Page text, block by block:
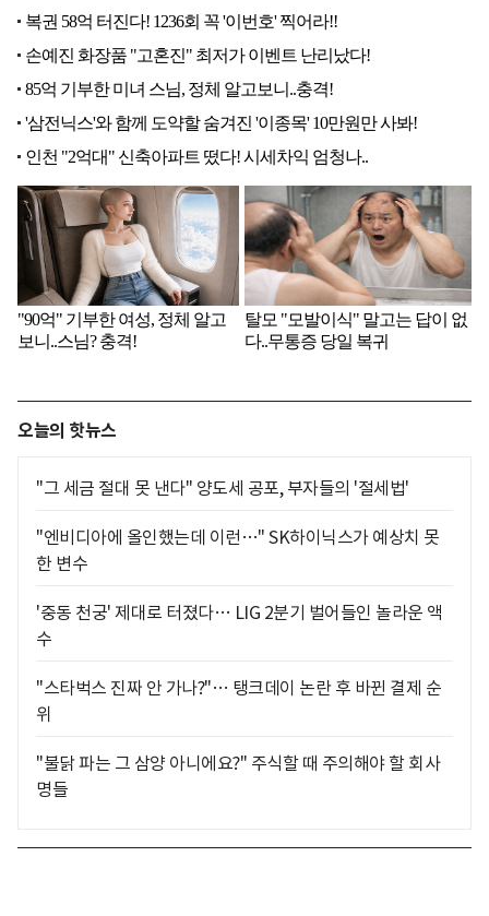
오늘의 핫뉴스
"그 세금 절대 못 낸다" 양도세 공포, 부자들의 '절세법'
"엔비디아에 올인했는데 이런…" SK하이닉스가 예상치 못
한 변수
'중동 천궁' 제대로 터졌다… LIG 2분기 벌어들인 놀라운 액
수
"스타벅스 진짜 안 가나?"… 탱크데이 논란 후 바뀐 결제 순
위
"불닭 파는 그 삼양 아니에요?" 주식할 때 주의해야 할 회사
명들